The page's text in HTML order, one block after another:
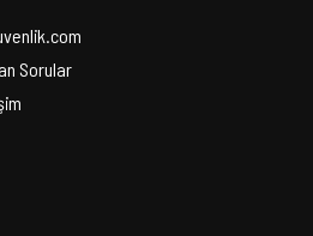
Sorular